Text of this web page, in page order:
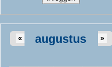
augustus
« »